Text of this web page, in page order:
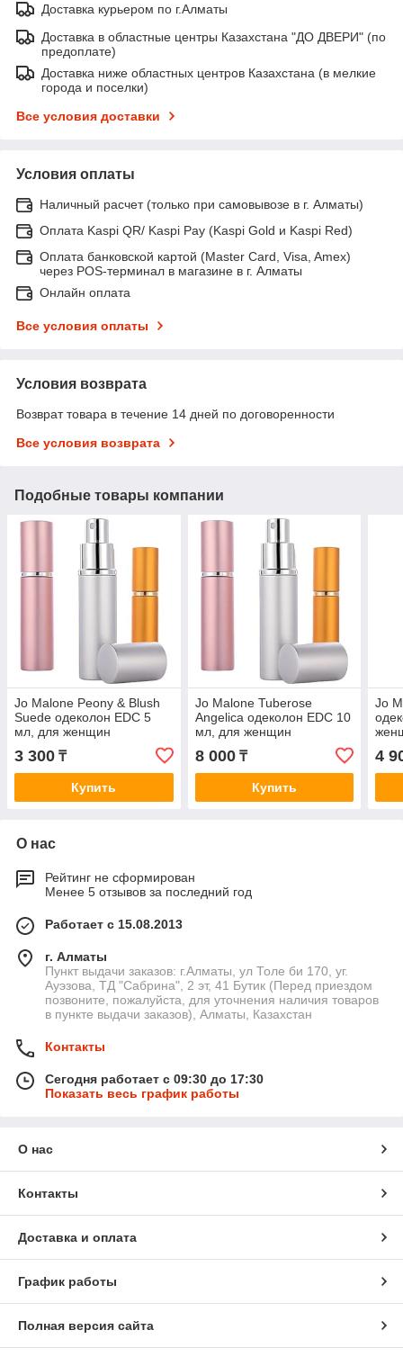
Доставка курьером по г.Алматы
Доставка в областные центры Казахстана "ДО ДВЕРИ" (по
предоплате)
Доставка ниже областных центров Казахстана (в мелкие
города и поселки)
Все условия доставки
Условия оплаты
Наличный расчет (только при самовывозе в г. Алматы)
Оплата Kaspi QR/ Kaspi Pay (Kaspi Gold и Kaspi Red)
Оплата банковской картой (Master Card, Visa, Amex)
через POS-терминал в магазине в г. Алматы
Онлайн оплата
Все условия оплаты
Условия возврата
Возврат товара в течение 14 дней по договоренности
Все условия возврата
Подобные товары компании
Jo Malone Peony & Blush
Suede одеколон EDC 5
мл, для женщин
3 300 ₸
Купить
Jo Malone Tuberose
Angelica одеколон EDC 10
мл, для женщин
8 000₸
Купить
Jo
4
О нас
Рейтинг не сформирован
Менее 5 отзывов за последний год
Работает с 15.08.2013
г. Алматы
Пункт выдачи заказов: г.Алматы, ул Толе би 170, уг.
Ауэзова, ТД "Сабрина", 2 эт, 41 Бутик (Перед приездом
позвоните, пожалуйста, для уточнения наличия товаров
в пункте выдачи заказов), Алматы, Казахстан
Контакты
Сегодня работает с 09:30 до 17:30
Показать весь график работы
О нас
Контакты
Доставка и оплата
График работы
Полная версия сайта